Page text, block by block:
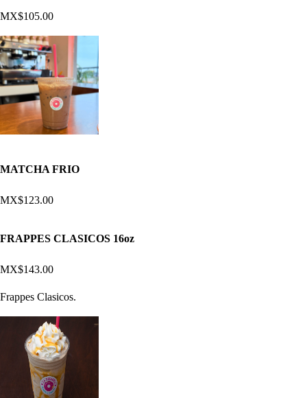
MX$105.00
MATCHA FRIO
MX$123.00
FRAPPES CLASICOS 16oz
MX$143.00
Frappes Clasicos.